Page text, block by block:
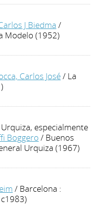
J Biedma /
Modelo (1952)
Carlos José/ La
especialmente
Boggero / Buenos
Urquiza (1967)
/ Barcelona :